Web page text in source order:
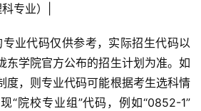
专业）|
专业代码仅供参考，实际招生代码以
东学院官方公布的招生计划为准。如
度，则专业代码可能根据考生选科情
“院校专业组”代码，例如“0852-1”